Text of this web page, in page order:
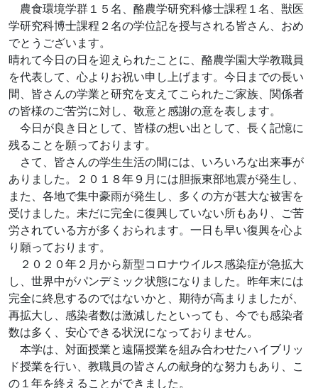
農食環境学群１５名、酪農学研究科修士課程１名、獣医
学研究科博士課程２名の学位記を授与される皆さん、おめ
でとうございます。
晴れて今日の日を迎えられたことに、酪農学園大学教職員
を代表して、心よりお祝い申し上げます。今日までの長い
間、皆さんの学業と研究を支えてこられたご家族、関係者
の皆様のご苦労に対し、敬意と感謝の意を表します。
今日が良き日として、皆様の想い出として、長く記憶に
残ることを願っております。
さて、皆さんの学生生活の間には、いろいろな出来事が
ありました。２０１８年９月には胆振東部地震が発生し、
また、各地で集中豪雨が発生し、多くの方が甚大な被害を
受けました。未だに完全に復興していない所もあり、ご苦
労されている方が多くおられます。一日も早い復興を心よ
り願っております。
２０２０年２月から新型コロナウイルス感染症が急拡大
し、世界中がパンデミック状態になりました。昨年末には
完全に終息するのではないかと、期待が高まりましたが、
再拡大し、感染者数は激減したといっても、今でも感染者
数は多く、安心できる状況になっておりません。
本学は、対面授業と遠隔授業を組み合わせたハイブリッ
ド授業を行い、教職員の皆さんの献身的な努力もあり、こ
の１年を終えることができました。